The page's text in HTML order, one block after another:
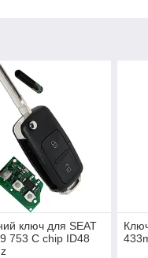
ключ для SEAT
753 C chip ID48